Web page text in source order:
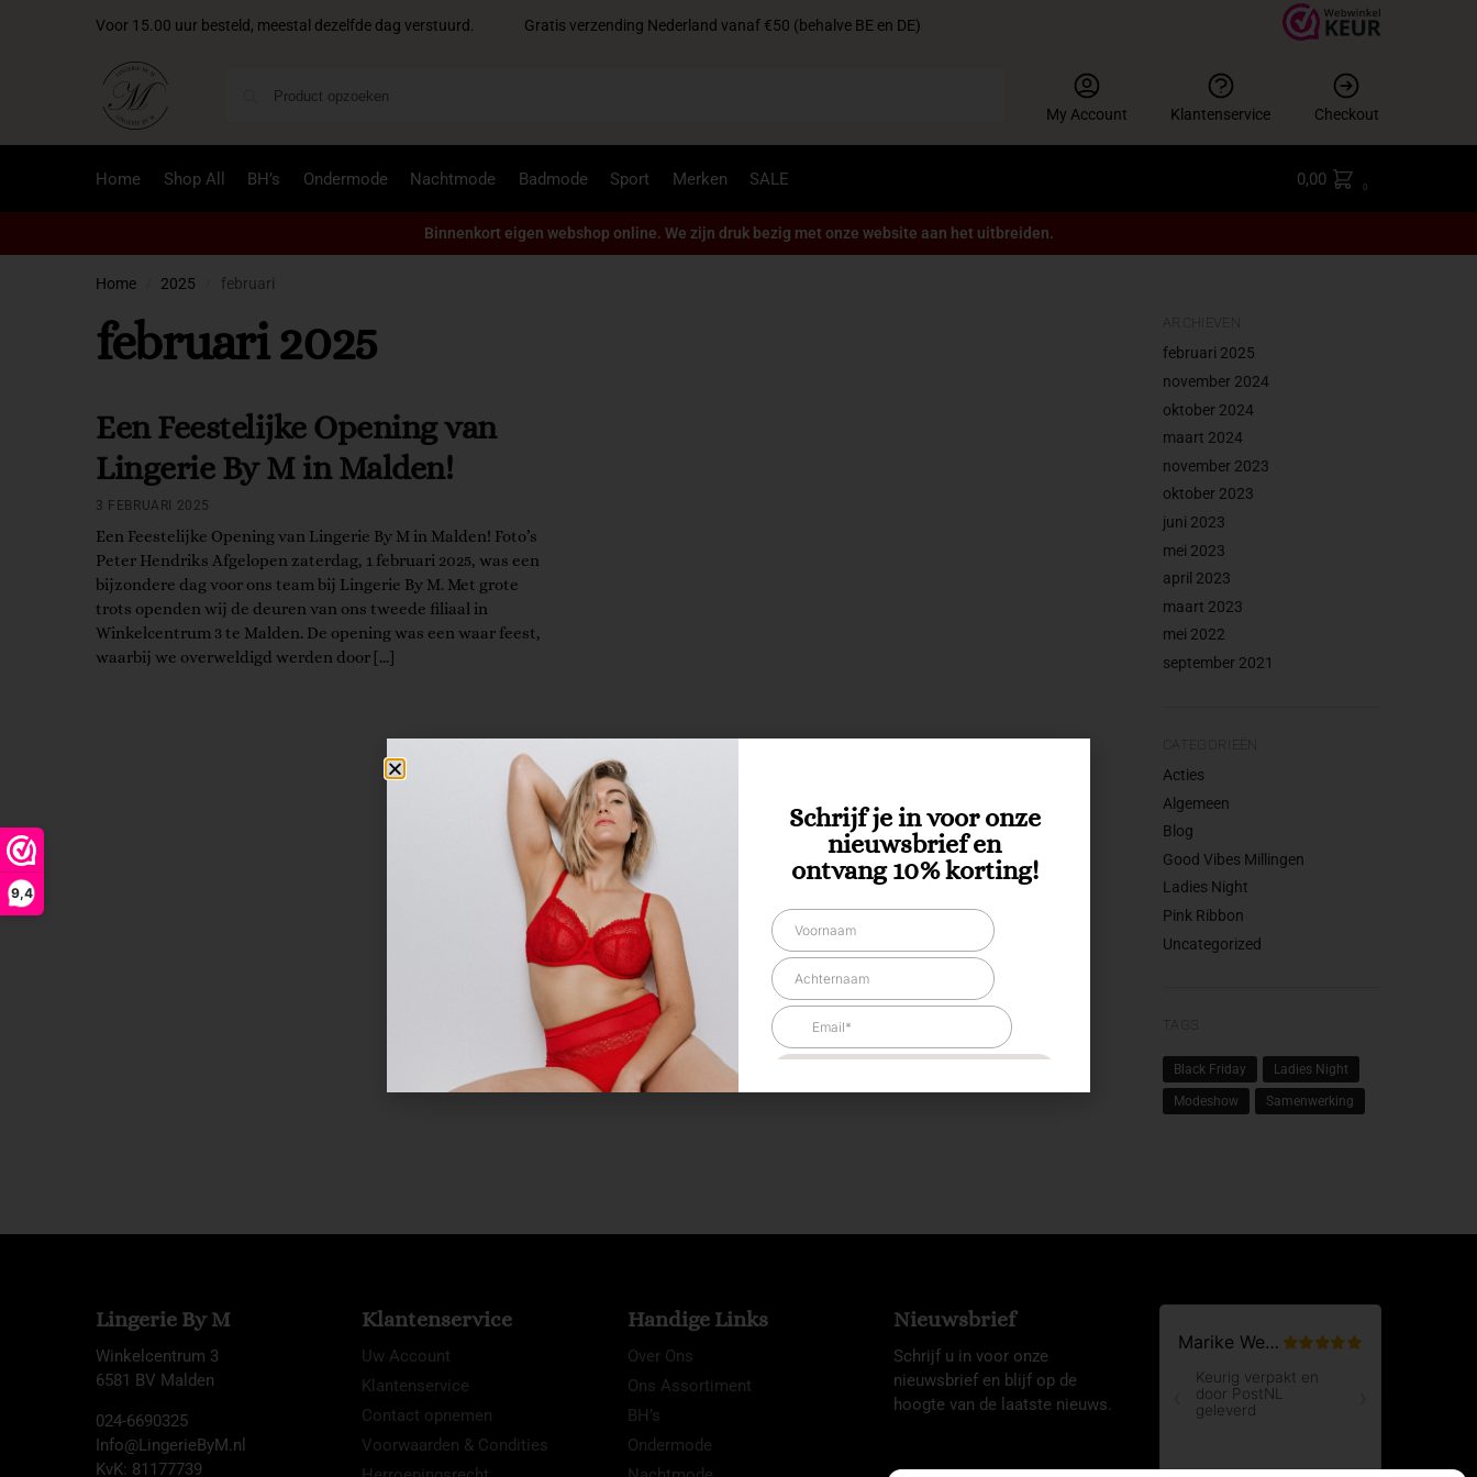
9,4
Voor 15.00 uur besteld, meestal dezelfde dag verstuurd. Gratis verzending Nederland vanaf €50 (behalve BE en DE)
My Account Klantenservice Checkout
Home Shop All BH’s Ondermode Nachtmode Badmode Sport Merken SALE 0,00 0
Binnenkort eigen webshop online. We zijn druk bezig met onze website aan het uitbreiden.
Home 2025 februari
februari 2025
Een Feestelijke Opening van
Lingerie By M in Malden!
3 FEBRUARI 2025
Een Feestelijke Opening van Lingerie By M in Malden! Foto’s
Peter Hendriks Afgelopen zaterdag, 1 februari 2025, was een
bijzondere dag voor ons team bij Lingerie By M. Met grote
trots openden wij de deuren van ons tweede filiaal in
Winkelcentrum 3 te Malden. De opening was een waar feest,
waarbij we overweldigd werden door […]
ARCHIEVEN
februari 2025
november 2024
oktober 2024
maart 2024
november 2023
oktober 2023
juni 2023
mei 2023
april 2023
maart 2023
mei 2022
september 2021
CATEGORIEËN
Acties
Algemeen
Blog
Good Vibes Millingen
Ladies Night
Pink Ribbon
Uncategorized
TAGS
Black Friday Ladies Night
Modeshow Samenwerking
Lingerie By M
Winkelcentrum 3
6581 BV Malden
024-6690325
Info@LingerieByM.nl
KvK: 81177739
Klantenservice
Uw Account
Klantenservice
Contact opnemen
Voorwaarden & Condities
Handige Links
Over Ons
Ons Assortiment
BH’s
Ondermode
Nieuwsbrief
Schrijf u in voor onze
nieuwsbrief en blijf op de
hoogte van de laatste nieuws.
Schrijf je in voor onze
nieuwsbrief en
ontvang 10% korting!